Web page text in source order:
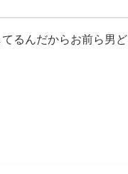
るんだからお前ら男ど